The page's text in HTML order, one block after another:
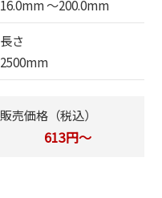
16.0mm 〜200.0mm
長さ
2500mm
販売価格（税込）
613円～